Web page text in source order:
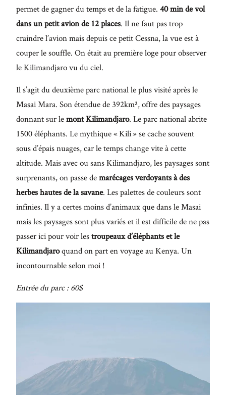
permet de gagner du temps et de la fatigue. 40 min de vol
dans un petit avion de 12 places. Il ne faut pas trop
craindre l’avion mais depuis ce petit Cessna, la vue est à
couper le souffle. On était au première loge pour observer
le Kilimandjaro vu du ciel.
Il s’agit du deuxième parc national le plus visité après le
Masai Mara. Son étendue de 392km², offre des paysages
donnant sur lemont Kilimandjaro. Le parc national abrite
1500 éléphants. Le mythique « Kili » se cache souvent
sous d’épais nuages, car le temps change vite à cette
altitude. Mais avec ou sans Kilimandjaro, les paysages sont
surprenants, on passe demarécages verdoyants à des
herbes hautes de la savane. Les palettes de couleurs sont
infinies. Il y a certes moins d’animaux que dans le Masai
mais les paysages sont plus variés et il est difficile de ne pas
passer ici pour voir lestroupeaux d’éléphants et le
Kilimandjaroquand on part en voyage au Kenya. Un
incontournable selon moi !
Entrée du parc : 60$